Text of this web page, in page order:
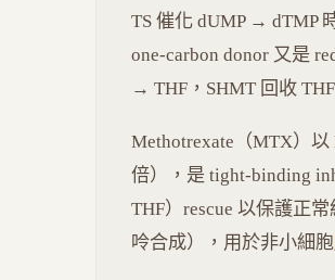
TS 催化 dUMP → dTMP
one-carbon donor 又是
→ THF，SHMT 回收
Methotrexate（MTX）以
倍），是 tight-binding
THF）rescue 以保護正
呤合成），用於非小細胞